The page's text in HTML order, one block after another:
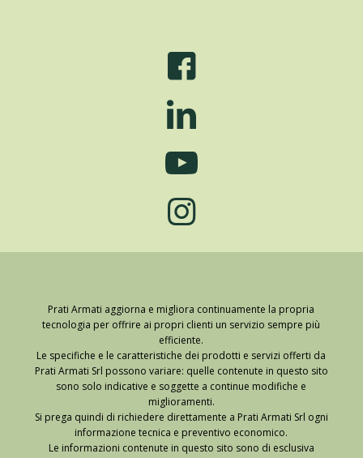
Prati Armati aggiorna e migliora continuamente la propria
tecnologia per offrire ai propri clienti un servizio sempre più
efficiente.
Le specifiche e le caratteristiche dei prodotti e servizi offerti da
Prati Armati Srl possono variare: quelle contenute in questo sito
sono solo indicative e soggette a continue modifiche e
miglioramenti.
Si prega quindi di richiedere direttamente a Prati Armati Srl ogni
informazione tecnica e preventivo economico.
Le informazioni contenute in questo sito sono di esclusiva